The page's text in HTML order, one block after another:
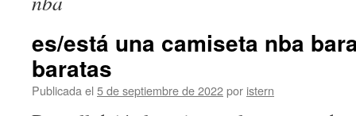
es/está una camiseta nba
baratas
Publicada el 5 de septiembre de 2022por istern